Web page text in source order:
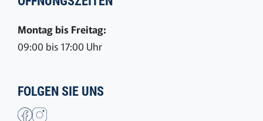
Montag bis Freitag:
09:00 bis 17:00 Uhr
FOLGEN SIE UNS